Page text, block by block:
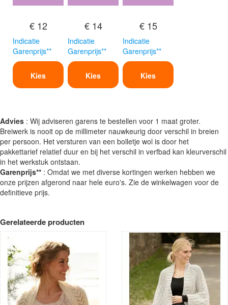
€ 12
Indicatie
Garenprijs**
Kies
€ 14
Indicatie
Garenprijs**
Kies
€ 15
Indicatie
Garenprijs**
Kies
Advies : Wij adviseren garens te bestellen voor 1 maat groter.
Breiwerk is nooit op de millimeter nauwkeurig door verschil in breien
per persoon. Het versturen van een bolletje wol is door het
pakkettarief relatief duur en bij het verschil in verfbad kan kleurverschil
in het werkstuk ontstaan.
Garenprijs** : Omdat we met diverse kortingen werken hebben we
onze prijzen afgerond naar hele euro's. Zie de winkelwagen voor de
definitieve prijs.
Gerelateerde producten